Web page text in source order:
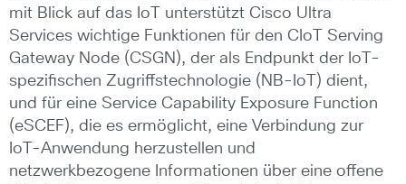
mit Blick auf das IoT unterstützt Cisco Ultra
Services wichtige Funktionen für den CIoT Serving
Gateway Node (CSGN), der als Endpunkt der IoT-
spezifischen Zugriffstechnologie (NB-IoT) dient,
und für eine Service Capability Exposure Function
(eSCEF), die es ermöglicht, eine Verbindung zur
IoT-Anwendung herzustellen und
netzwerkbezogene Informationen über eine offene